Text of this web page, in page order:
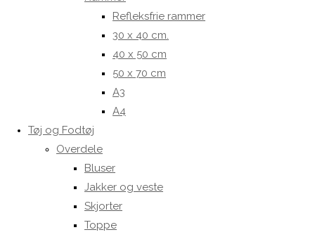
Refleksfrie rammer
30 x 40 cm.
40 x 50 cm
50 x 70 cm
A3
A4
Tøj og Fodtøj
Overdele
Bluser
Jakker og veste
Skjorter
Toppe